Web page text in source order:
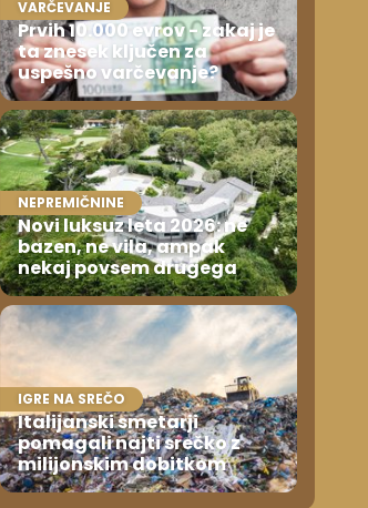
VARČEVANJE
Prvih 10.000 evrov - zakaj je
ta znesek ključen za
uspešno varčevanje?
NEPREMIČNINE
Novi luksuz leta 2026: ne
bazen, ne vila, ampak
nekaj povsem drugega
IGRE NA SREČO
Italijanski smetarji
pomagali najti srečko z
milijonskim dobitkom